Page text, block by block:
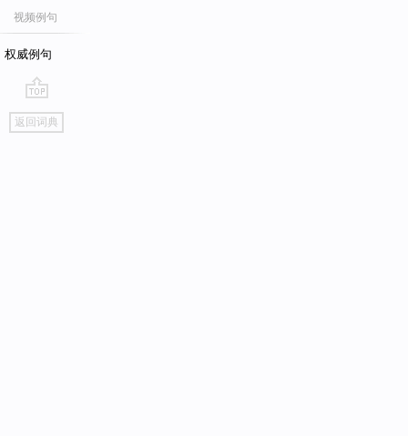
视频例句
权威例句
go
top
返回词典